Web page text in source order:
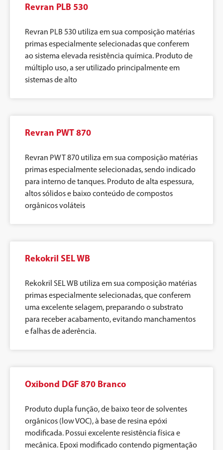
Revran PLB 530
Revran PLB 530 utiliza em sua composição matérias
primas especialmente selecionadas que conferem
ao sistema elevada resistência química. Produto de
múltiplo uso, a ser utilizado principalmente em
sistemas de alto
Revran PWT 870
Revran PWT 870 utiliza em sua composição matérias
primas especialmente selecionadas, sendo indicado
para interno de tanques. Produto de alta espessura,
altos sólidos e baixo conteúdo de compostos
orgânicos voláteis
Rekokril SEL WB
Rekokril SEL WB utiliza em sua composição matérias
primas especialmente selecionadas, que conferem
uma excelente selagem, preparando o substrato
para receber acabamento, evitando manchamentos
e falhas de aderência.
Oxibond DGF 870 Branco
Produto dupla função, de baixo teor de solventes
orgânicos (low VOC), à base de resina epóxi
modificada. Possui excelente resistência física e
mecânica. Epoxi modificado contendo pigmentação